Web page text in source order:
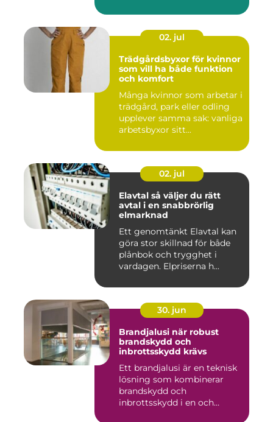
02. jul
Trädgårdsbyxor för kvinnor
som vill ha både funktion
och komfort
Många kvinnor som arbetar i
trädgård, park eller odling
upplever samma sak: vanliga
arbetsbyxor sitt...
02. jul
Elavtal så väljer du rätt
avtal i en snabbrörlig
elmarknad
Ett genomtänkt Elavtal kan
göra stor skillnad för både
plånbok och trygghet i
vardagen. Elpriserna h...
30. jun
Brandjalusi när robust
brandskydd och
inbrottsskydd krävs
Ett brandjalusi är en teknisk
lösning som kombinerar
brandskydd och
inbrottsskydd i en och